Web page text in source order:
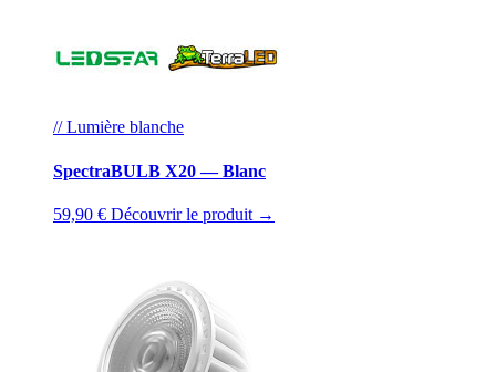
// Lumière blanche
SpectraBULB X20 — Blanc
59,90 € Découvrir le produit →